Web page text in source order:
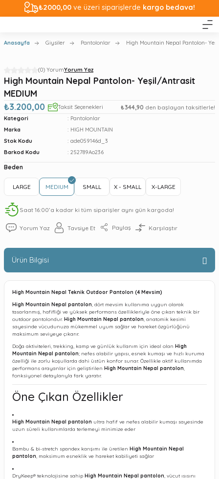
₺2000,00 ve üzeri siparişlerde kargo bedava!
Anasayfa Giysiler Pantolonlar High Mountain Nepal Pantolon-
(0) YorumYorum Yaz
High Mountain Nepal Pantolon- Yeşil/Antrasit
MEDIUM
₺3.200,00
Taksit Seçenekleri ₺344,90 den başlayan taksitlerle!
Kategori
Pantolonlar
Marka
HIGH MOUNTAIN
Stok Kodu
ade059146d_3
Barkod Kodu
252789Ao236
Beden
LARGE MEDIUM SMALL X - SMALL X-LARGE
Saat 16:00’a kadar ki tüm siparişler aynı gün kargoda!
Yorum Yaz Tavsiye Et Paylaş Karşılaştır
Ürün Bilgisi
High Mountain Nepal Teknik Outdoor Pantolon (4 Mevsim)
High Mountain Nepal pantolon, dört mevsim kullanıma uygun olarak
tasarlanmış, hafifliği ve yüksek performans özellikleriyle öne çıkan teknik bir
outdoor pantolondur. High Mountain Nepal pantolon, anatomik kesimi
sayesinde vücudunuza mükemmel uyum sağlar ve hareket özgürlüğünü
maksimum seviyeye çıkarır.
Doğa aktiviteleri, trekking, kamp ve günlük kullanım için ideal olan High
Mountain Nepal pantolon; nefes alabilir yapısı, esnek kumaşı ve hızlı kuruma
özelliği ile zorlu koşullarda dahi üstün konfor sunar. Özellikle aktif kullanımda
performans arayanlar için geliştirilen High Mountain Nepal pantolon,
fonksiyonel detaylarıyla fark yaratır.
Öne Çıkan Özellikler
High Mountain Nepal pantolon ultra hafif ve nefes alabilir kumaşı sayesinde
uzun süreli kullanımlarda terlemeyi minimize eder
Bambu & bi-stretch spandex karışımı ile üretilen High Mountain Nepal
pantolon, maksimum esneklik ve hareket kabiliyeti sağlar
DryKeep® teknolojisine sahip High Mountain Nepal pantolon, vücut ısısını